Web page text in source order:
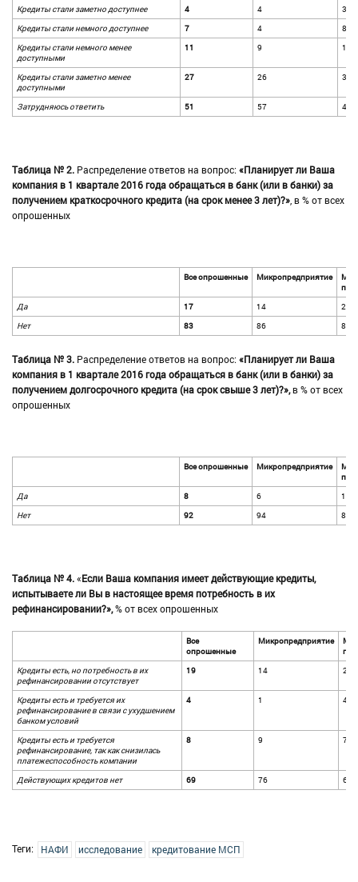
Кредиты стали заметно доступнее 4 4
3
Кредиты стали немного доступнее
7 4
8
Кредиты стали немного менее
доступными
11 9 13
Кредиты стали заметно менее
доступными
27 26 31
Затрудняюсь ответить 51 57 45
Таблица № 2. Распределение ответов на вопрос: «Планирует ли Ваша
компания в 1 квартале 2016 года обращаться в банк (или в банки) за
получением краткосрочного кредита (на срок менее 3 лет)?», в % от всех
опрошенных
Все опрошенные Микропредприятие
Да
17 14
20
Нет
83 86 80
Таблица № 3. Распределение ответов на вопрос: «Планирует ли Ваша
компания в 1 квартале 2016 года обращаться в банк (или в банки) за
получением долгосрочного кредита (на срок свыше 3 лет)?»,в % от всех
опрошенных
Все опрошенные Микропредприятие
Да
8 6
12
Нет
92 94 88
Таблица № 4.«Если Ваша компания имеет действующие кредиты,
испытываете ли Вы в настоящее время потребность в их
рефинансировании?»,% от всех опрошенных
Все
опрошенные
Микропредприятие
Кредиты есть, но потребность в их
рефинансировании отсутствует
19 14 21
Кредиты есть и требуется их
рефинансирование в связи с ухудшением
банком условий
4 1 4
Кредиты есть и требуется
рефинансирование, так как снизилась
платежеспособность компании
8 9 7
Действующих кредитов нет 69 76 68
Теги: НАФИ исследование кредитование МСП